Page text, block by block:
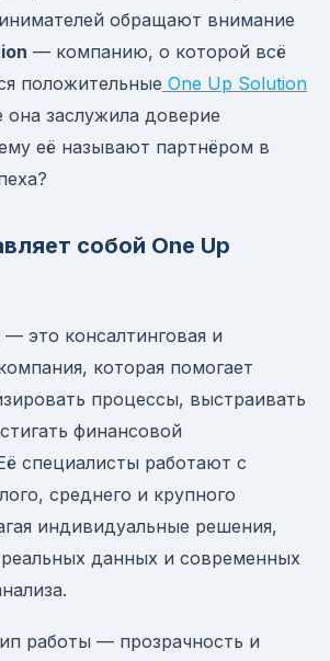
обращают внимание
— компанию, о которой всё
положительные One Up Solution
заслужила доверие
её называют партнёром в
собой One Up
это консалтинговая и
которая помогает
процессы, выстраивать
финансовой
специалисты работают с
среднего и крупного
индивидуальные решения,
данных и современных
работы — прозрачность и